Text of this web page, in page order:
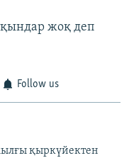
жоқ деп
Follow us
қыркүйектен